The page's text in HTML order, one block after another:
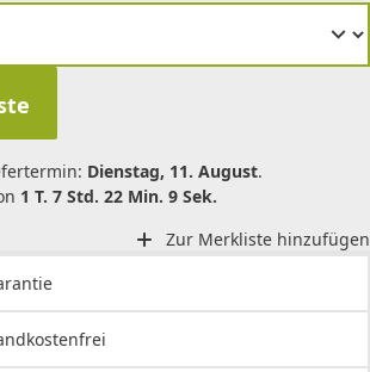
Dienstag, 11. August.
1 T. 7 Std. 22 Min. 9 Sek.
Zur Merkliste hinzufügen